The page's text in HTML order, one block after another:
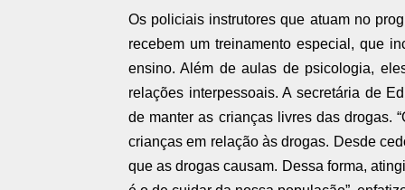
Os policiais instrutores que atuam no
recebem um treinamento especial, que
ensino. Além de aulas de psicologia,
relações interpessoais. A secretária de
de manter as crianças livres das drogas.
crianças em relação às drogas. Desde
que as drogas causam. Dessa forma,